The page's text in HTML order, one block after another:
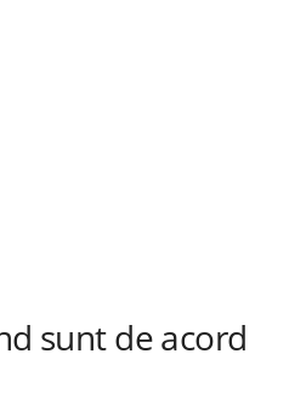
sunt de acord